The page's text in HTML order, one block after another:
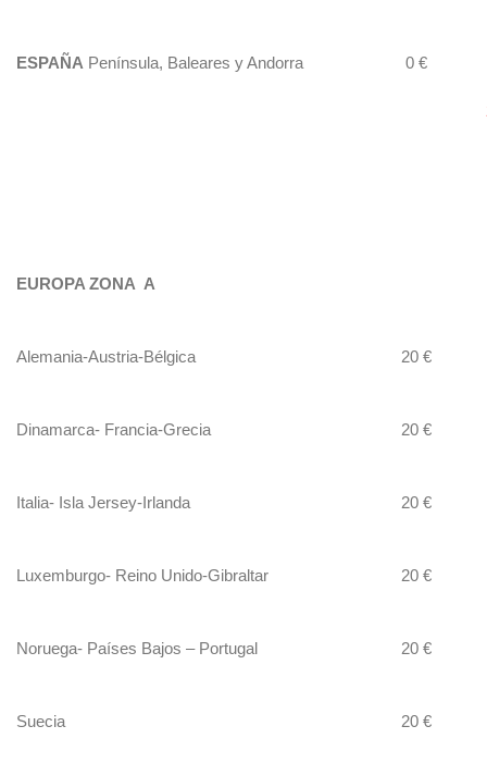
ESPAÑA Península, Baleares y Andorra 0 €
EUROPA ZONA A
Alemania-Austria-Bélgica 20 €
Dinamarca- Francia-Grecia 20 €
Italia- Isla Jersey-Irlanda 20 €
Luxemburgo- Reino Unido-Gibraltar 20 €
Noruega- Países Bajos – Portugal 20 €
Suecia 20 €